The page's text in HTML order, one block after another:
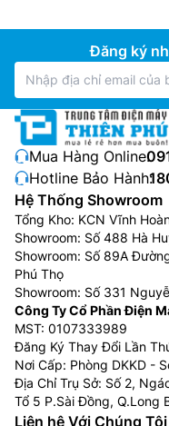
Môi chất lạnh R32
Điều hòa Sumikura giá
dụng môi chất lạnh
giảm thiểu lượng khí
thời giúp người dùng
nhờ đặc tính tạo hơi
Đăng ký
Mua Hàng Online:
Hotline Bảo Hành:
Hệ Thống Showroom
Tổng Kho: KCN Vĩnh
Showroom: Số 488 Hà
Showroom: Số 89A
Phú Thọ
Showroom: Số 331
Công Ty Cổ Phần Điện
MST: 0107333989
Đăng Ký Thay Đổi Lần
Nơi Cấp: Phòng DKKD -
Địa Chỉ Trụ Sở: Số 2,
Tổ 5 P.Sài Đồng, Q.Long
Liên hệ Với Chúng Tôi